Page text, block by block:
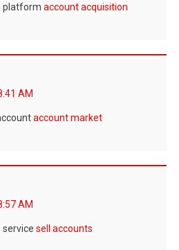
platform account acquisition
AM
account market
AM
sell accounts